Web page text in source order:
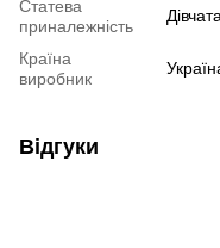
Статева
приналежність
Країна
виробник
Відгуки